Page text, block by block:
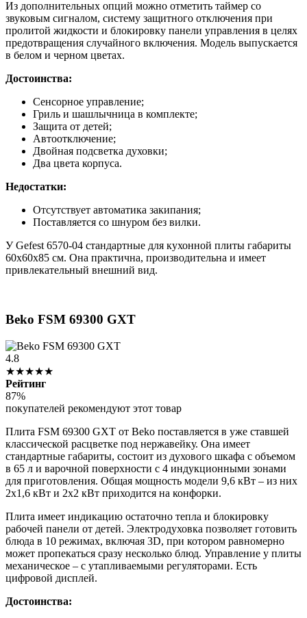
Из дополнительных опций можно отметить таймер со
звуковым сигналом, систему защитного отключения при
пролитой жидкости и блокировку панели управления в целях
предотвращения случайного включения. Модель выпускается
в белом и черном цветах.
Достоинства:
Сенсорное управление;
Гриль и шашлычница в комплекте;
Защита от детей;
Автоотключение;
Двойная подсветка духовки;
Два цвета корпуса.
Недостатки:
Отсутствует автоматика закипания;
Поставляется со шнуром без вилки.
У Gefest 6570-04 стандартные для кухонной плиты габариты
60x60x85 см. Она практична, производительна и имеет
привлекательный внешний вид.
Beko FSM 69300 GXT
4.8
★★★★★
Рейтинг
87%
покупателей рекомендуют этот товар
Плита FSM 69300 GXT от Beko поставляется в уже ставшей
классической расцветке под нержавейку. Она имеет
стандартные габариты, состоит из духового шкафа с объемом
в 65 л и варочной поверхности с 4 индукционными зонами
для приготовления. Общая мощность модели 9,6 кВт – из них
2х1,6 кВт и 2х2 кВт приходится на конфорки.
Плита имеет индикацию остаточно тепла и блокировку
рабочей панели от детей. Электродуховка позволяет готовить
блюда в 10 режимах, включая 3D, при котором равномерно
может пропекаться сразу несколько блюд. Управление у плиты
механическое – с утапливаемыми регуляторами. Есть
цифровой дисплей.
Достоинства: